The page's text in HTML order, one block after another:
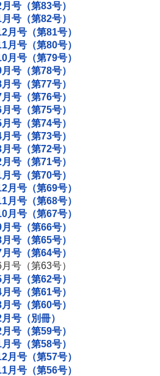
号（第83号）
号（第82号）
月号（第81号）
月号（第80号）
月号（第79号）
号（第78号）
号（第77号）
号（第76号）
号（第75号）
号（第74号）
号（第73号）
号（第72号）
号（第71号）
号（第70号）
月号（第69号）
月号（第68号）
月号（第67号）
号（第66号）
号（第65号）
号（第64号）
号（第63号）
号（第62号）
号（第61号）
号（第60号）
号（別冊）
号（第59号）
号（第58号）
月号（第57号）
月号（第56号）